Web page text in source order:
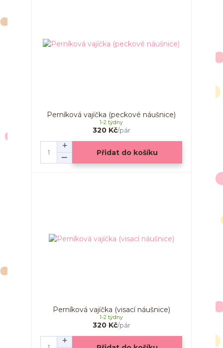
Perníková vajíčka (peckové náušnice)
320 Kč/pár
1-2 týdny
Přidat do košíku
Perníková vajíčka (visací náušnice)
320 Kč/pár
1-2 týdny